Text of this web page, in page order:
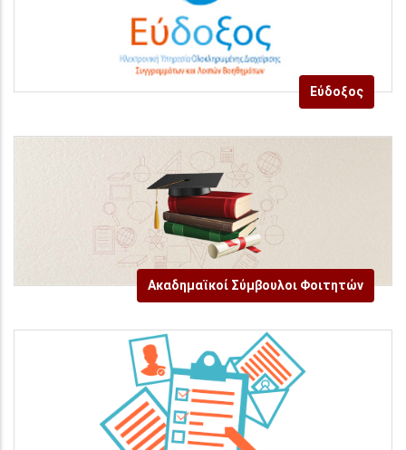
Εύδοξος
Ακαδημαϊκοί Σύμβουλοι Φοιτητών